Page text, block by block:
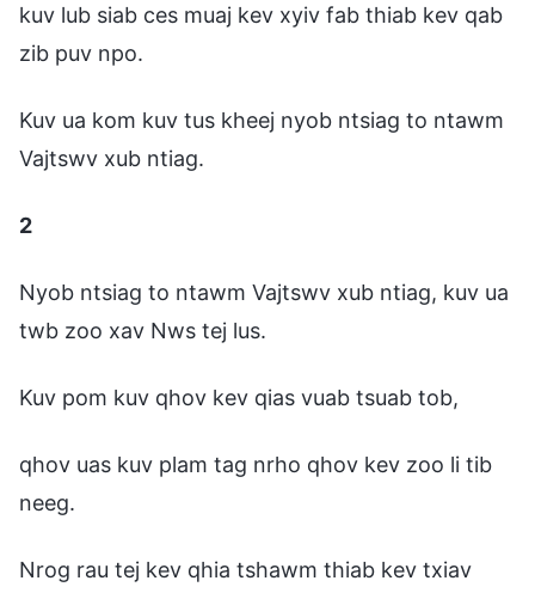
kuv lub siab ces muaj kev xyiv fab thiab kev qab
zib puv npo.
Kuv ua kom kuv tus kheej nyob ntsiag to ntawm
Vajtswv xub ntiag.
2
Nyob ntsiag to ntawm Vajtswv xub ntiag, kuv ua
twb zoo xav Nws tej lus.
Kuv pom kuv qhov kev qias vuab tsuab tob,
qhov uas kuv plam tag nrho qhov kev zoo li tib
neeg.
Nrog rau tej kev qhia tshawm thiab kev txiav